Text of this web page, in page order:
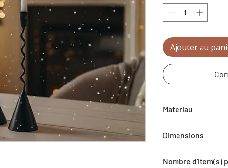
Ajouter au
Matériau
Dimensions
LG: 5”X22”
Nombre d'item(s)